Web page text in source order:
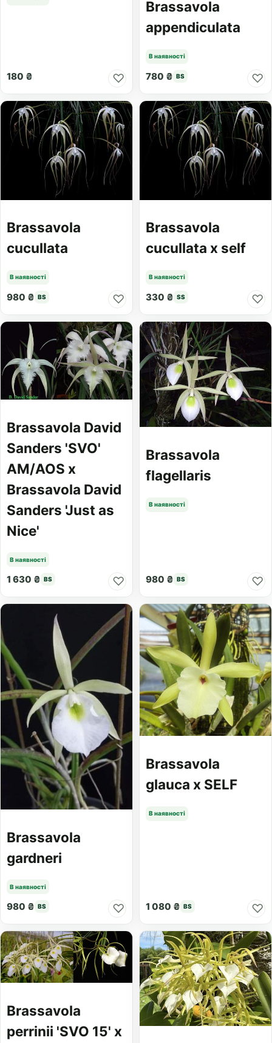
180 ₴ ♡
Brassavola
appendiculata
В наявності
780 ₴ BS ♡
Brassavola
cucullata
В наявності
980 ₴ BS ♡
Brassavola
cucullata x self
В наявності
330 ₴ SS ♡
Brassavola David
Sanders 'SVO'
AM/AOS x
Brassavola David
Sanders 'Just as
Nice'
В наявності
1 630 ₴ BS ♡
Brassavola
flagellaris
В наявності
980 ₴ BS ♡
Brassavola
gardneri
В наявності
980 ₴ BS ♡
Brassavola
glauca x SELF
В наявності
1 080 ₴ BS ♡
Brassavola
perrinii 'SVO 15' x